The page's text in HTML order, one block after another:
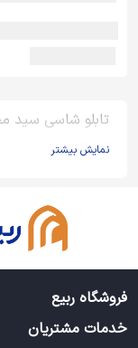
تابلو شاسی سید
نمایش بیشتر
فروشگاه ربیع
خدمات مشتریان